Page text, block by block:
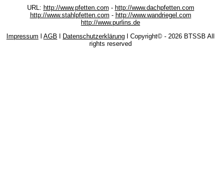
URL: http://www.pfetten.com - http://www.dachpfetten.com
http://www.stahlpfetten.com - http://www.wandriegel.com
http://www.purlins.de
Impressum
AGB Datenschutzerklärung l Copyright© - 2026 BTSSB All
rights reserved